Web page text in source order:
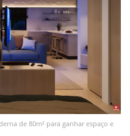
de 80m² para ganhar espaço e